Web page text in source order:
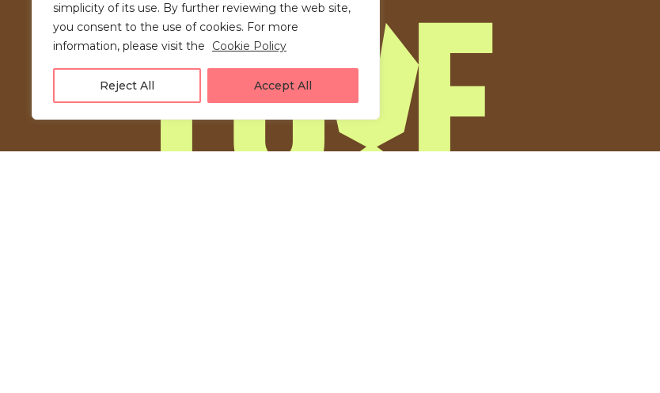
simplicity of its use. By further reviewing the web site,
you consent to the use of cookies. For more
information, please visit the
Cookie Policy
Reject All Accept All
LOVE UNFOLDING.